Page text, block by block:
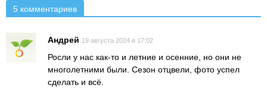
5 комментариев
Андрей 19 августа 2024 в 17:02
Росли у нас как-то и летние и осенние, но они не
многолетними были. Сезон отцвели, фото успел
сделать и всё.